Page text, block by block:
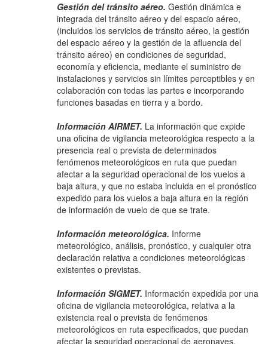
Gestión del tránsito aéreo. Gestión dinámica e
integrada del tránsito aéreo y del espacio aéreo,
(incluidos los servicios de tránsito aéreo, la gestión
del espacio aéreo y la gestión de la afluencia del
tránsito aéreo) en condiciones de seguridad,
economía y eficiencia, mediante el suministro de
instalaciones y servicios sin límites perceptibles y en
colaboración con todas las partes e incorporando
funciones basadas en tierra y a bordo.
Información AIRMET. La información que expide
una oficina de vigilancia meteorológica respecto a la
presencia real o prevista de determinados
fenómenos meteorológicos en ruta que puedan
afectar a la seguridad operacional de los vuelos a
baja altura, y que no estaba incluida en el pronóstico
expedido para los vuelos a baja altura en la región
de información de vuelo de que se trate.
Información meteorológica. Informe
meteorológico, análisis, pronóstico, y cualquier otra
declaración relativa a condiciones meteorológicas
existentes o previstas.
Información SIGMET. Información expedida por una
oficina de vigilancia meteorológica, relativa a la
existencia real o prevista de fenómenos
meteorológicos en ruta especificados, que puedan
afectar la seguridad operacional de aeronaves.